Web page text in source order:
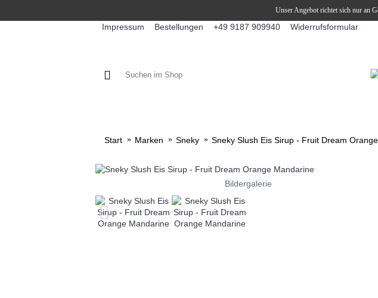
Unser Angebot richtet sich nur an
Impressum Bestellungen +49 9187 909940 Widerrufsformular
Start Marken Sneky Sneky Slush Eis Sirup - Fruit Dream
Bildergalerie